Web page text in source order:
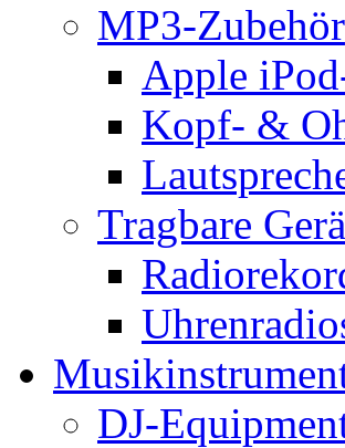
MP3-Zubehör
Apple
Kopf- &
Tragbare
DJ-